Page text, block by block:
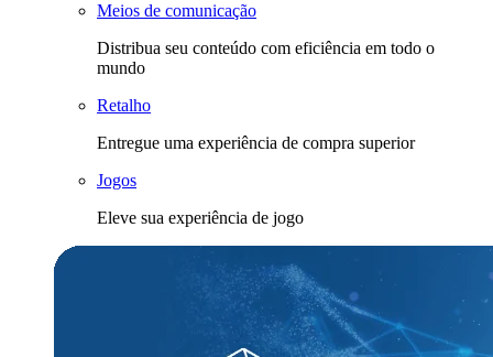
Meios de comunicação
Distribua seu conteúdo com eficiência em todo o
mundo
Retalho
Entregue uma experiência de compra superior
Jogos
Eleve sua experiência de jogo